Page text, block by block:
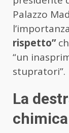
Palazzo
rispetto”
“un
stupratori”.
La
chimica